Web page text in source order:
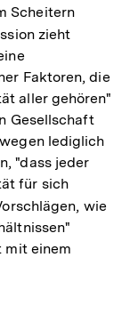
Scheitern
zieht
Faktoren, die
aller gehören"
Gesellschaft
lediglich
"dass jeder
für sich
wie
mit einem